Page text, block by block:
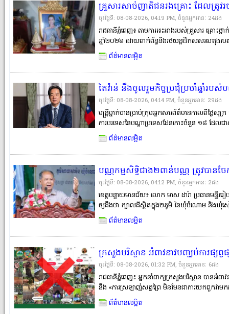
គ្រួសារសាច់ញាតិជនរងគ្រោះ ដែលត្រូវ
សាលាដំបូងរាជធានីភ្នំពេញផ្ដល់យុត្តិធម៌
តាមច្បាប់, ខណៈបុណ្យសព១០០ថ្ងៃហ
ចុះថ្ងៃទី: 08-08-2026, 04:19 PM, ចំនួនអ្នកអានៈ​ 24ដង
រាជធានីភ្នំពេញ៖ តាមការអះអាងរបស់គ្រួសារ គ្រោះថ្
ឆ្នាំ២០២៦ ដោយពាក់ព័ន្ធនឹងរថយន្តដឹកសសរបេតុង
ដែលគ្រួសារជនរងគ្រោះចាត់ទុកថា ជាអ្នកបង្កហេតុ។
ស្រីបានស្លាប់បាត់បង់�
ព័ត៌មានលម្អិត
តៃវ៉ាន់ នឹងចូលរួមកិច្ចប្រជុំប្រចាំឆ្នាំរប
ស៊ីហ្វិក
ចុះថ្ងៃទី: 08-08-2026, 04:14 PM, ចំនួនអ្នកអានៈ​ 29ដង
មន្ត្រីម្នាក់បានប្រាប់ក្រុមអ្នកសារព័ត៌មានកាលពីថ្ងៃសុ
ការបរទេសនៃបណ្ដាប្រទេសដែនកោះចំនួន ១៨ ដែ
បានជួបប្រជុំគ្នាក្នុងប្រទេសហ្វីជី ថាចិន និងតៃវ៉ាន់ជា
សំខាន់។ តែវ៉ាន�
ព័ត៌មានលម្អិត
បណ្ណកម្មសិទ្ធិជាង២ពាន់បណ្ណ ត្រូវបាន
និងឃុំចំណោម ស្រុកមង្គលបូរី ខេត្តបន្ទ
ចុះថ្ងៃទី: 08-08-2026, 04:12 PM, ចំនួនអ្នកអានៈ​ 2ដង
ខេត្តបន្ទាយមានជ័យ៖ លោក មាស ដារ៉ា ប្រធានមន្
ឲ្យដឹងថា ក្បាលដីស្ថិតក្នុង២ភូមិ នៃឃុំចំណោម និងឃុំ
អាចចេញវិញ្ញាបនបត្រសម្គាល់ម្ចាស់អចលនវត្ថុ ឬប
ក្នុងនោះ ៩% ចំនួន២៣៤�
ព័ត៌មានលម្អិត
ក្រសួងបរិស្ថាន អំពាវនាវបញ្ឈប់ការផ្ស
ល្មើសច្បាប់ ប៉ះពាល់ដល់សុខភាព និងបរិ
ចុះថ្ងៃទី: 08-08-2026, 01:32 PM, ចំនួនអ្នកអានៈ​ 6ដង
រាជធានីភ្នំពេញ៖ អ្នកនាំពាក្យក្រសួងបរិស្ថាន បានអំពា
នឹង «ការស្រឡាញ់សត្វព្រៃ មិនមែនជាការយកពួកវាម
ព្រៃគ្មានអត្ថប្រយោជន៍ និងមានតែបង្កគ្រោះថ្នាក់ខ្ល
រដ្ឋលេ
ព័ត៌មានលម្អិត